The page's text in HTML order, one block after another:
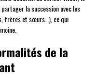
la succession avec les
frères et sœurs…), ce qui
de la